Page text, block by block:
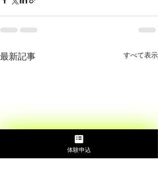
最新記事 すべて表示
体験申込